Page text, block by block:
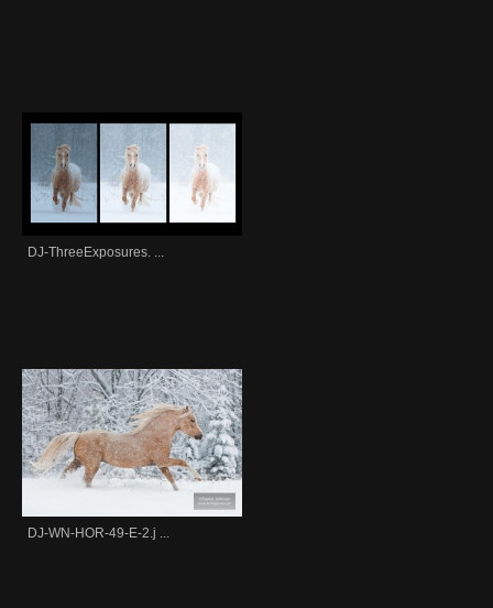
DJ-ThreeExposures. ...
DJ-WN-HOR-49-E-2.j ...